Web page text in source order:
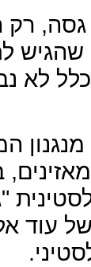
גסה, רק
שהגיש
לא
עוד